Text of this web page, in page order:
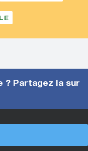
? Partagez la sur